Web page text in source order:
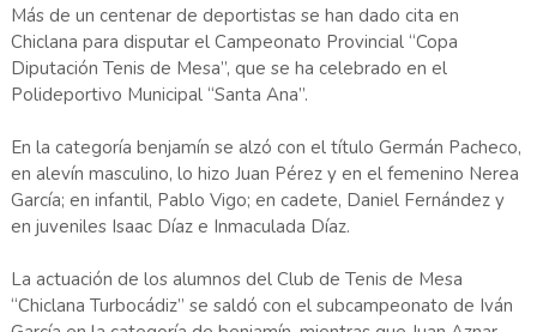
Más de un centenar de deportistas se han dado cita en
Chiclana para disputar el Campeonato Provincial “Copa
Diputación Tenis de Mesa”, que se ha celebrado en el
Polideportivo Municipal “Santa Ana”.
En la categoría benjamín se alzó con el título Germán Pacheco,
en alevín masculino, lo hizo Juan Pérez y en el femenino Nerea
García; en infantil, Pablo Vigo; en cadete, Daniel Fernández y
en juveniles Isaac Díaz e Inmaculada Díaz.
La actuación de los alumnos del Club de Tenis de Mesa
“Chiclana Turbocádiz” se saldó con el subcampeonato de Iván